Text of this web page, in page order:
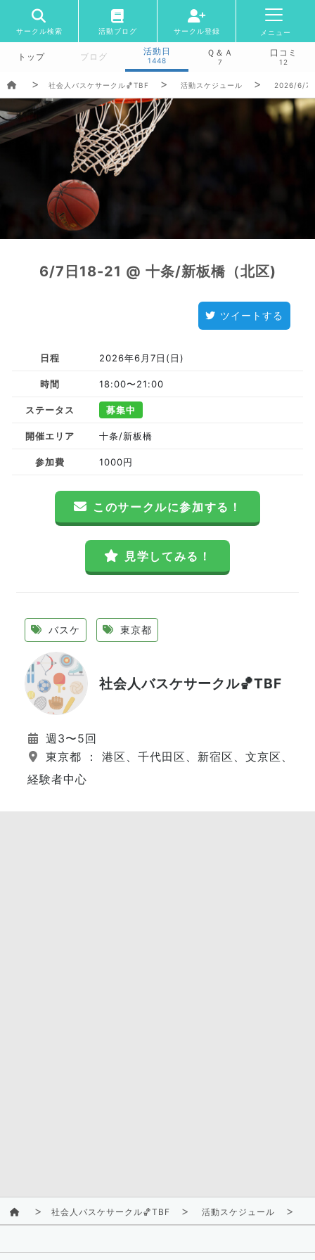
サークル検索 活動ブログ サークル登録 メニュー
トップ ブログ
活動日
1448
Ｑ＆Ａ
7
口コミ
12
社会人バスケサークル🏀TBF 活動スケジュール 2026/6/7(
6/7日18-21 @ 十条/新板橋（北区)
ツイートする
日程 2026年6月7日(日)
時間 18:00〜21:00
ステータス 募集中
開催エリア 十条/新板橋
参加費 1000円
このサークルに参加する！
見学してみる！
バスケ 東京都
社会人バスケサークル🏀TBF
週3〜5回
東京都 ： 港区、千代田区、新宿区、文京区、江
経験者中心
社会人バスケサークル🏀TBF 活動スケジュール